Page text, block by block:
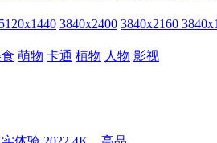
5120x1440 3840x2400 3840x2160
萌物 卡通 植物 人物 影视